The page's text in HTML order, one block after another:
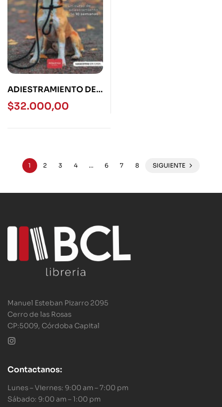
ADIESTRAMIENTO DE
PERROS AB
$32.000,00
1 2 3 4 … 6 7 8 SIGUIENTE
Manuel Esteban Pizarro 2095
Cerro de las Rosas
CP:5009, Córdoba Capital
Contactanos:
Lunes – Viernes: 9:00 am – 7:00 pm
Sábado: 9:00 am – 1:00 pm